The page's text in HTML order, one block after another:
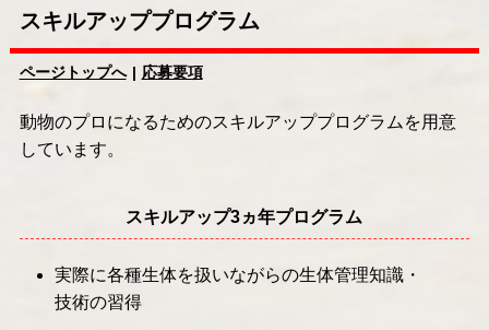
スキルアッププログラム
ページトップへ 応募要項
動物のプロになるためのスキルアッププログラムを用意
しています。
スキルアップ3ヵ年プログラム
実際に各種生体を扱いながらの生体管理知識・
技術の習得